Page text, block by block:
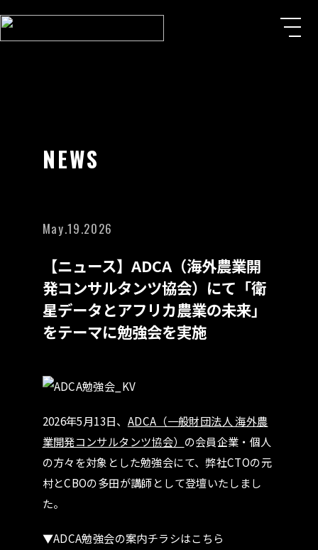
NEWS
May.19.2026
【ニュース】ADCA（海外農業開
発コンサルタンツ協会）にて「衛
星データとアフリカ農業の未来」
をテーマに勉強会を実施
2026年5月13日、 ADCA（一般財団法人 海外農
業開発コンサルタンツ協会） の会員企業・個人
の方々を対象とした勉強会にて、弊社CTOの元
村とCBOの多田が講師として登壇いたしまし
た。
▼ADCA勉強会の案内チラシはこちら